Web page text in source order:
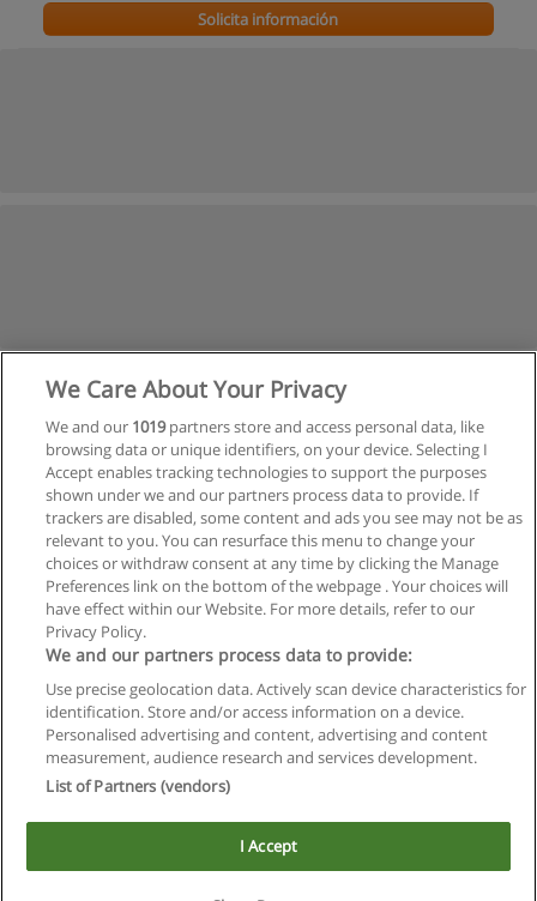
Solicita información
Siguiente
Página1de 2
Reglas de uso
Privacidad de datos
Contactar con Educaedu
Copyright © Educaedu Business S.L. - CIF : B-95610580: -
www.educaedu.com.ar
We Care About Your Privacy
We and our 1019partners store and access personal data, like
browsing data or unique identifiers, on your device. Selecting I
Accept enables tracking technologies to support the purposes
shown under we and our partners process data to provide. If
trackers are disabled, some content and ads you see may not be as
relevant to you. You can resurface this menu to change your
choices or withdraw consent at any time by clicking the Manage
Preferences link on the bottom of the webpage . Your choices will
have effect within our Website. For more details, refer to our
Privacy Policy.
We and our partners process data to provide:
Use precise geolocation data. Actively scan device characteristics for
identification. Store and/or access information on a device.
Personalised advertising and content, advertising and content
measurement, audience research and services development.
List of Partners (vendors)
I Accept